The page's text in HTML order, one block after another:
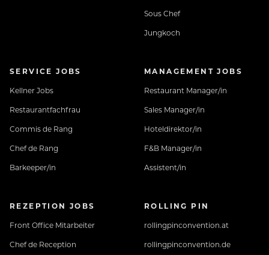
Sous Chef
Jungkoch
SERVICE JOBS
Kellner Jobs
Restaurantfachfrau
Commis de Rang
Chef de Rang
Barkeeper/in
MANAGEMENT JOBS
Restaurant Manager/in
Sales Manager/in
Hoteldirektor/in
F&B Manager/in
Assistent/in
REZEPTION JOBS
Front Office Mitarbeiter
Chef de Reception
ROLLING PIN
rollingpinconvention.at
rollingpinconvention.de